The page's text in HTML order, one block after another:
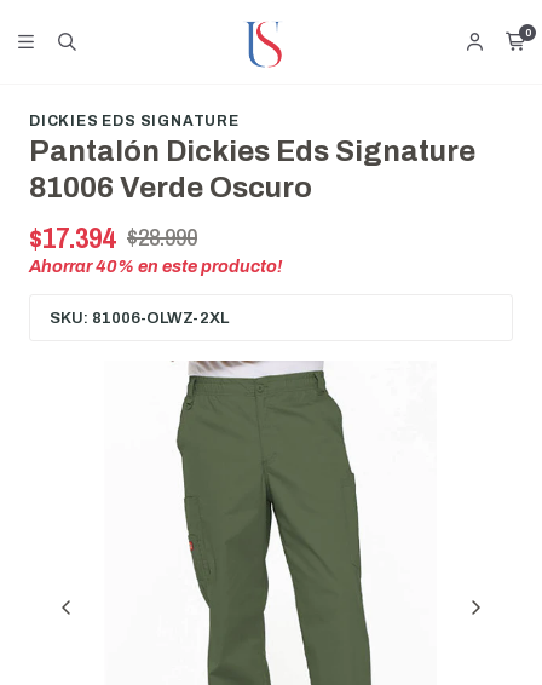
0
DICKIES EDS SIGNATURE
Pantalón Dickies Eds Signature
81006 Verde Oscuro
$17.394 $28.990
Ahorrar40% en este producto!
SKU: 81006-OLWZ-2XL